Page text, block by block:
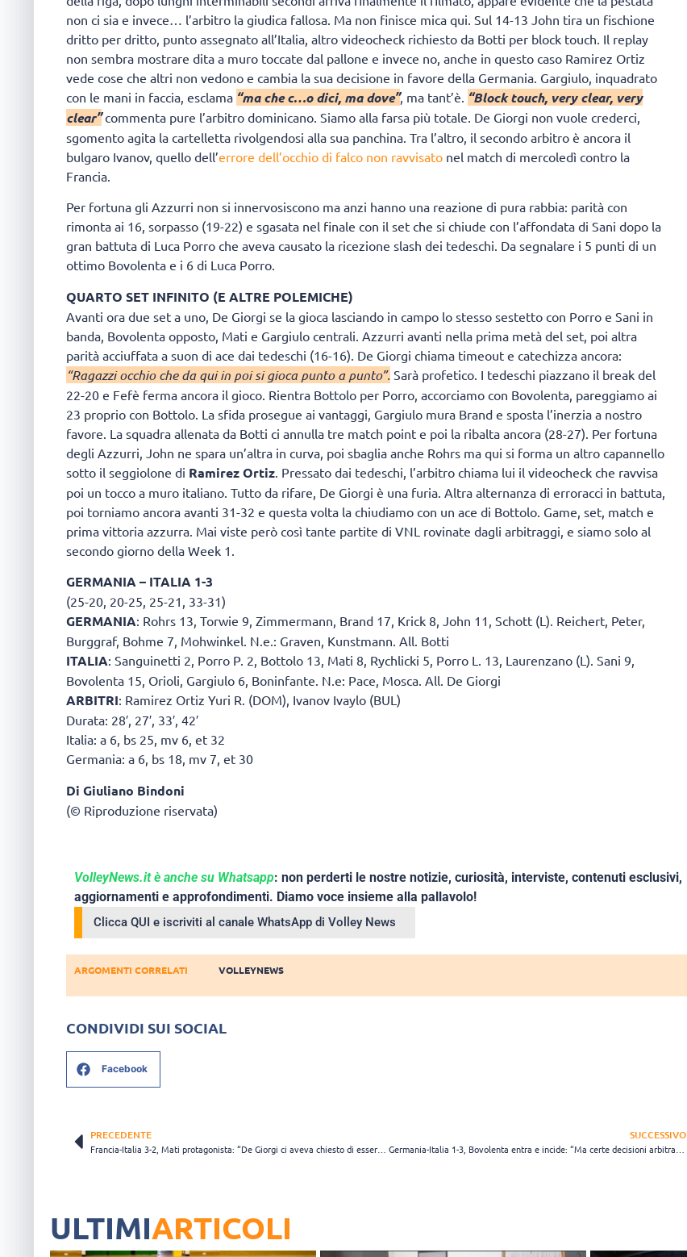
non ci sia e invece… l’arbitro la giudica fallosa. Ma non finisce mica qui. Sul 14-13 John tira un fischione
dritto per dritto, punto assegnato all’Italia, altro videocheck richiesto da Botti per block touch. Il replay
non sembra mostrare dita a muro toccate dal pallone e invece no, anche in questo caso Ramirez Ortiz
vede cose che altri non vedono e cambia la sua decisione in favore della Germania. Gargiulo, inquadrato
con le mani in faccia, esclama “ma che c…o dici, ma dove”, ma tant’è. “Block touch, very clear, very
clear”commenta pure l’arbitro dominicano. Siamo alla farsa più totale. De Giorgi non vuole crederci,
sgomento agita la cartelletta rivolgendosi alla sua panchina. Tra l’altro, il secondo arbitro è ancora il
bulgaro Ivanov, quello dell’errore dell’occhio di falco non ravvisato nel match di mercoledì contro la
Francia.
Per fortuna gli Azzurri non si innervosiscono ma anzi hanno una reazione di pura rabbia: parità con
rimonta ai 16, sorpasso (19-22) e sgasata nel finale con il set che si chiude con l’affondata di Sani dopo la
gran battuta di Luca Porro che aveva causato la ricezione slash dei tedeschi. Da segnalare i 5 punti di un
ottimo Bovolenta e i 6 di Luca Porro.
QUARTO SET INFINITO (E ALTRE POLEMICHE)
Avanti ora due set a uno, De Giorgi se la gioca lasciando in campo lo stesso sestetto con Porro e Sani in
banda, Bovolenta opposto, Mati e Gargiulo centrali. Azzurri avanti nella prima metà del set, poi altra
parità acciuffata a suon di ace dai tedeschi (16-16). De Giorgi chiama timeout e catechizza ancora:
“Ragazzi occhio che da qui in poi si gioca punto a punto”. Sarà profetico. I tedeschi piazzano il break del
22-20 e Fefè ferma ancora il gioco. Rientra Bottolo per Porro, accorciamo con Bovolenta, pareggiamo ai
23 proprio con Bottolo. La sfida prosegue ai vantaggi, Gargiulo mura Brand e sposta l’inerzia a nostro
favore. La squadra allenata da Botti ci annulla tre match point e poi la ribalta ancora (28-27). Per fortuna
degli Azzurri, John ne spara un’altra in curva, poi sbaglia anche Rohrs ma qui si forma un altro capannello
sotto il seggiolone di Ramirez Ortiz . Pressato dai tedeschi, l’arbitro chiama lui il videocheck che ravvisa
poi un tocco a muro italiano. Tutto da rifare, De Giorgi è una furia. Altra alternanza di erroracci in battuta,
poi torniamo ancora avanti 31-32 e questa volta la chiudiamo con un ace di Bottolo. Game, set, match e
prima vittoria azzurra. Mai viste però così tante partite di VNL rovinate dagli arbitraggi, e siamo solo al
secondo giorno della Week 1.
GERMANIA – ITALIA 1-3
(25-20, 20-25, 25-21, 33-31)
GERMANIA: Rohrs 13, Torwie 9, Zimmermann, Brand 17, Krick 8, John 11, Schott (L). Reichert, Peter,
Burggraf, Bohme 7, Mohwinkel. N.e.: Graven, Kunstmann. All. Botti
ITALIA: Sanguinetti 2, Porro P. 2, Bottolo 13, Mati 8, Rychlicki 5, Porro L. 13, Laurenzano (L). Sani 9,
Bovolenta 15, Orioli, Gargiulo 6, Boninfante. N.e: Pace, Mosca. All. De Giorgi
ARBITRI: Ramirez Ortiz Yuri R. (DOM), Ivanov Ivaylo (BUL)
Durata: 28′, 27′, 33′, 42′
Italia: a 6, bs 25, mv 6, et 32
Germania: a 6, bs 18, mv 7, et 30
Di Giuliano Bindoni
(© Riproduzione riservata)
VolleyNews.it è anche su Whatsapp: non perderti le nostre notizie, curiosità, interviste, contenuti esclusivi,
aggiornamenti e approfondimenti. Diamo voce insieme alla pallavolo!
Clicca QUI e iscriviti al canale WhatsApp di Volley News
ARGOMENTI CORRELATI VOLLEYNEWS
CONDIVIDI SUI SOCIAL
Facebook
PRECEDENTE SUCCESSIVO
ULTIMIARTICOLI